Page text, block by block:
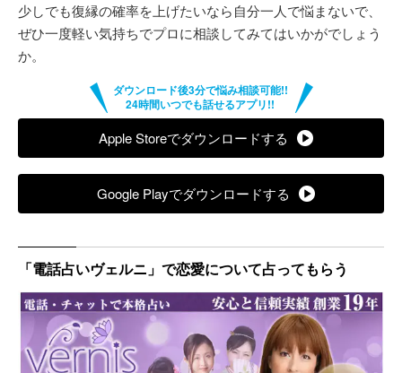
少しでも復縁の確率を上げたいなら自分一人で悩まないで、
ぜひ一度軽い気持ちでプロに相談してみてはいかがでしょう
か。
Apple Storeでダウンロードする
Google Playでダウンロードする
「電話占いヴェルニ」で恋愛について占ってもらう